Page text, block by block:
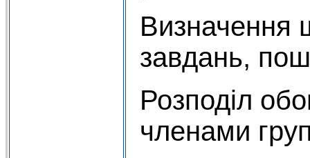
Визначення
завдань,
Розподіл
членами